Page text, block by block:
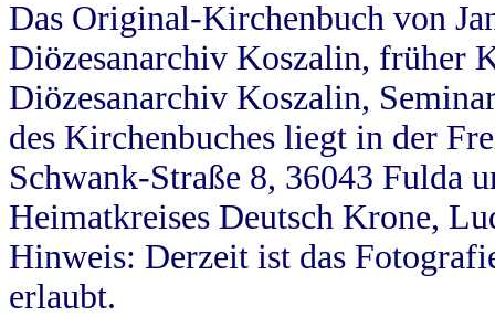
Das Original-Kirchenbuch von
Diözesanarchiv Koszalin, früher
Diözesanarchiv Koszalin,
des Kirchenbuches liegt in der
Schwank-Straße 8, 36043 Fulda
Heimatkreises Deutsch Krone,
Hinweis: Derzeit ist das
erlaubt.